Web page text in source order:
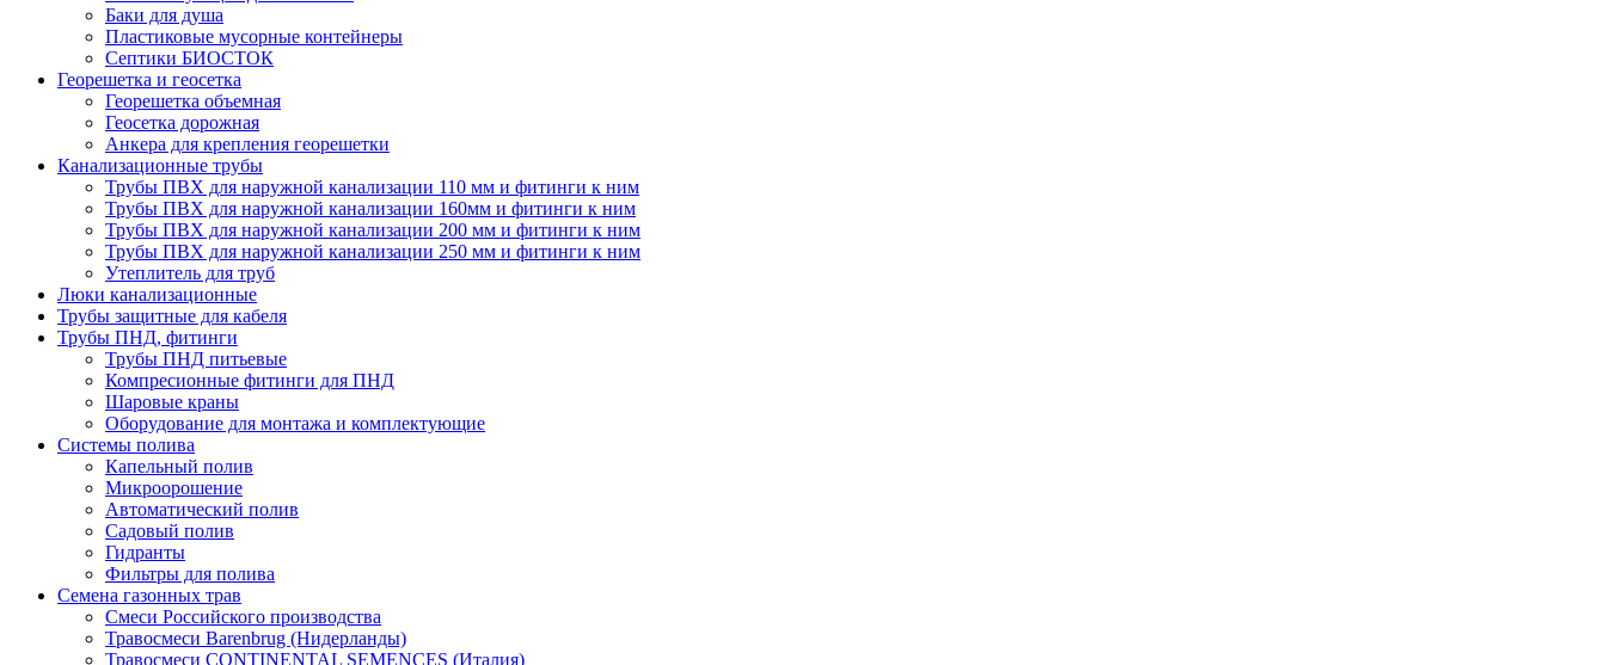
Баки для душа
Пластиковые мусорные контейнеры
Септики БИОСТОК
Георешетка и геосетка
Георешетка объемная
Геосетка дорожная
Анкера для крепления георешетки
Канализационные трубы
Трубы ПВХ для наружной канализации 110 мм и фитинги к ним
Трубы ПВХ для наружной канализации 160мм и фитинги к ним
Трубы ПВХ для наружной канализации 200 мм и фитинги к ним
Трубы ПВХ для наружной канализации 250 мм и фитинги к ним
Утеплитель для труб
Люки канализационные
Трубы защитные для кабеля
Трубы ПНД, фитинги
Трубы ПНД питьевые
Компресионные фитинги для ПНД
Шаровые краны
Оборудование для монтажа и комплектующие
Системы полива
Капельный полив
Микроорошение
Автоматический полив
Садовый полив
Гидранты
Фильтры для полива
Семена газонных трав
Смеси Российского производства
Травосмеси Barenbrug (Нидерланды)
Травосмеси CONTINENTAL SEMENCES (Италия)